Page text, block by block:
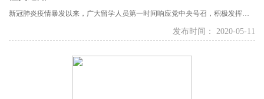
新冠肺炎疫情暴发以来，广大留学人员第一时间响应党中央号召，积极发挥优
势作用，投身疫情防控工作，形成了抗击疫情的群体合力。 为讲好留学人员
抗“疫”故事，展现新时代留学人员作为，欧美同学会发起了“留学报国 战‘疫’有
日期临近，为进一步扩大覆盖面，提升征文...
发布时间： 2020-05-11